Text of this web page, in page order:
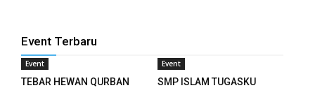
Event Terbaru
Event
TEBAR HEWAN QURBAN
Event
SMP ISLAM TUGASKU